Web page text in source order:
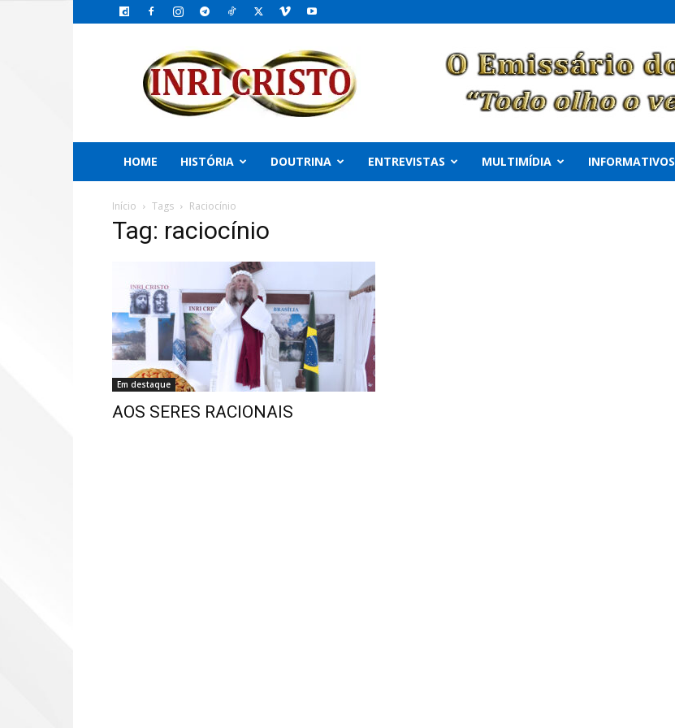
INRI
CRISTO,
Emissário
PAI
HOME
HISTÓRIA DOUTRINA ENTREVISTAS MULTIMÍDIA INFORMATIVOS
Início Tags Raciocínio
Tag: raciocínio
Em destaque
AOS SERES RACIONAIS